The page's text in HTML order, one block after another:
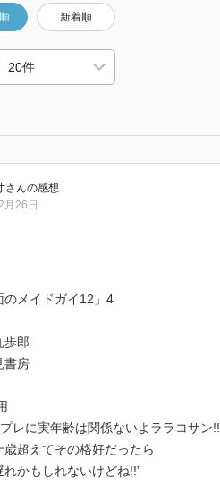
新着順
さんの感想
月26日
のメイドガイ12」4
郎
房
レに実年齢は関係ないよララコサン!!
歳超えてその格好だったら
れかもしれないけどね!!”